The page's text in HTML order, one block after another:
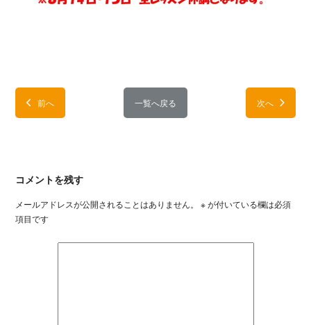
前へ 一覧へ戻る 次へ
コメントを残す
メールアドレスが公開されることはありません。 ※が付いている欄は必須
項目です